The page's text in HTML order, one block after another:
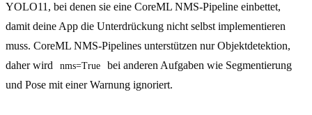
YOLO11, bei denen sie eine CoreML NMS-Pipeline einbettet,
damit deine App die Unterdrückung nicht selbst implementieren
muss. CoreML NMS-Pipelines unterstützen nur Objektdetektion,
daher wird
nms=True
bei anderen Aufgaben wie Segmentierung
und Pose mit einer Warnung ignoriert.